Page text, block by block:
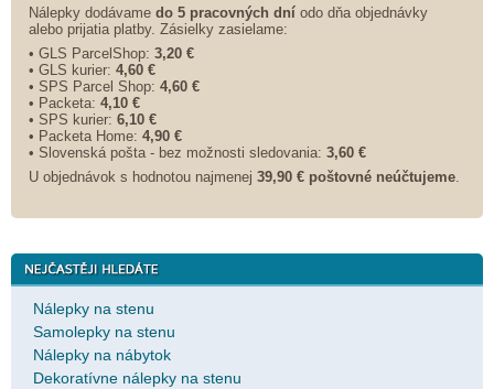
Nálepky dodávame do 5 pracovných dní odo dňa objednávky
alebo prijatia platby. Zásielky zasielame:
• GLS ParcelShop: 3,20 €
• GLS kurier: 4,60 €
• SPS Parcel Shop: 4,60 €
• Packeta: 4,10 €
• SPS kurier: 6,10 €
• Packeta Home: 4,90 €
• Slovenská pošta - bez možnosti sledovania: 3,60 €
U objednávok s hodnotou najmenej 39,90 € poštovné neúčtujeme
Nálepky na stenu
Samolepky na stenu
Nálepky na nábytok
Dekoratívne nálepky na stenu